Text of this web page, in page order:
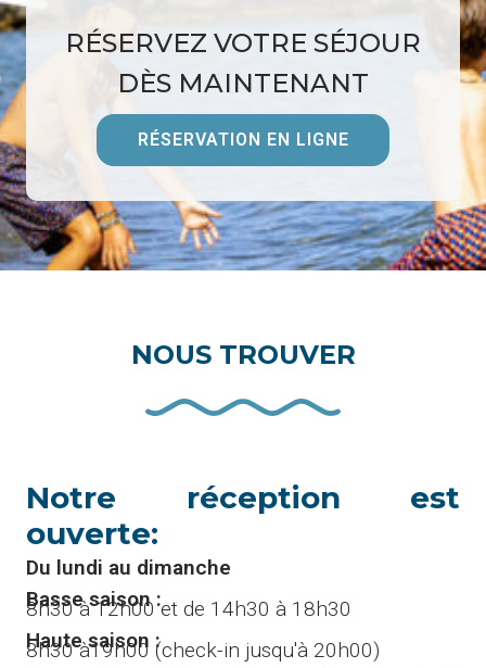
RÉSERVEZ VOTRE SÉJOUR
DÈS MAINTENANT
RÉSERVATION EN LIGNE
NOUS TROUVER
Notre réception est
ouverte:
Du lundi au dimanche
Basse saison :
8h30 à 12h00 et de 14h30 à 18h30
Haute saison :
8h30 à19h00 (check-in jusqu'à 20h00)